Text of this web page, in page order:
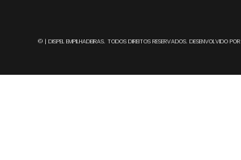
© | DISPEL EMPILHADEIRAS. TODOS DIREITOS RESERVADOS. DESENVOLVIDO POR